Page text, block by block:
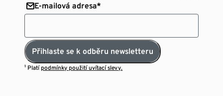
E-mailová adresa*
Přihlaste se k odběru newsletteru
¹ Platí podmínky použití uvítací slevy.